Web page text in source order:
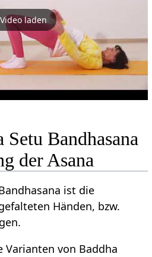
Video laden
Setu Bandhasana
der Asana
ist die
Händen, bzw.
Varianten von Baddha